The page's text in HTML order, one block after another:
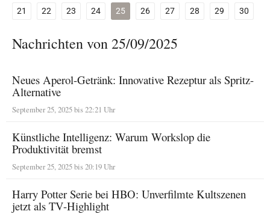
21
22 23 24 25 26 27 28 29 30
Nachrichten von 25/09/2025
Neues Aperol-Getränk: Innovative Rezeptur als Spritz-
Alternative
September 25, 2025 bis 22:21 Uhr
Künstliche Intelligenz: Warum Workslop die
Produktivität bremst
September 25, 2025 bis 20:19 Uhr
Harry Potter Serie bei HBO: Unverfilmte Kultszenen
jetzt als TV-Highlight